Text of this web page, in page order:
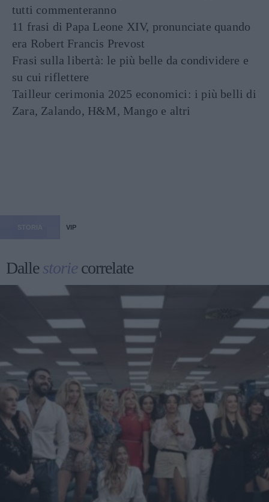
tutti commenteranno
11 frasi di Papa Leone XIV, pronunciate quando
era Robert Francis Prevost
Frasi sulla libertà: le più belle da condividere e
su cui riflettere
Tailleur cerimonia 2025 economici: i più belli di
Zara, Zalando, H&M, Mango e altri
VIP
Dallestorie correlate